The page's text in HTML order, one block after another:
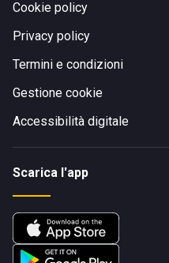
Cookie policy
Privacy policy
Termini e condizioni
Gestione cookie
Accessibilità digitale
Scarica l'app